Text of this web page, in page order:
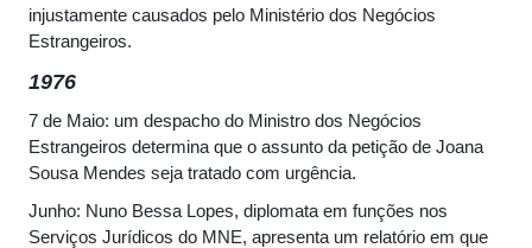
injustamente causados pelo Ministério dos Negócios
Estrangeiros.
1976
7 de Maio: um despacho do Ministro dos Negócios
Estrangeiros determina que o assunto da petição de Joana
Sousa Mendes seja tratado com urgência.
Junho: Nuno Bessa Lopes, diplomata em funções nos
Serviços Jurídicos do MNE, apresenta um relatório em que